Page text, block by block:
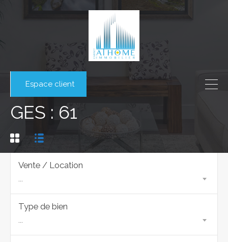
Espace client
GES : 61
Vente / Location
...
Type de bien
...